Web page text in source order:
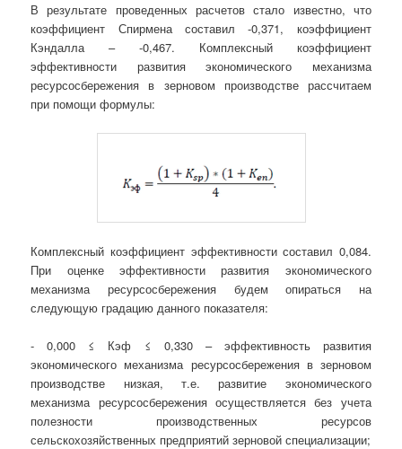
В результате проведенных расчетов стало известно, что
коэффициент Спирмена составил -0,371, коэффициент
Кэндалла – -0,467. Комплексный коэффициент
эффективности развития экономического механизма
ресурсосбережения в зерновом производстве рассчитаем
при помощи формулы:
Комплексный коэффициент эффективности составил 0,084.
При оценке эффективности развития экономического
механизма ресурсосбережения будем опираться на
следующую градацию данного показателя:
- 0,000 ≤ Кэф ≤ 0,330 – эффективность развития
экономического механизма ресурсосбережения в зерновом
производстве низкая, т.е. развитие экономического
механизма ресурсосбережения осуществляется без учета
полезности производственных ресурсов
сельскохозяйственных предприятий зерновой специализации;